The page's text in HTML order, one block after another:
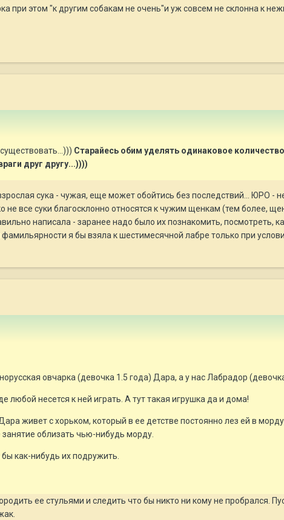
при этом "к другим собакам не очень"и уж совсем не склонна к
Старайесь обим уделять одинаковое
друг другу...))))
сука - чужая, еще может обойтись без последствий... ЮРО -
не все суки благосклонно относятся к чужим щенкам (тем более,
написала - заранее надо было их познакомить, посмотреть,
я бы взяла к шестимесячной лабре только при
овчарка (девочка 1.5 года) Дара, а у нас Лабрадор
любой несется к ней играть. А тут такая игрушка да и дома!
живет с хорьком, который в ее детстве постоянно лез ей в
облизать чью-нибудь морду.
как-нибудь их подружить.
ее стульями и следить что бы никто ни кому не пробрался.